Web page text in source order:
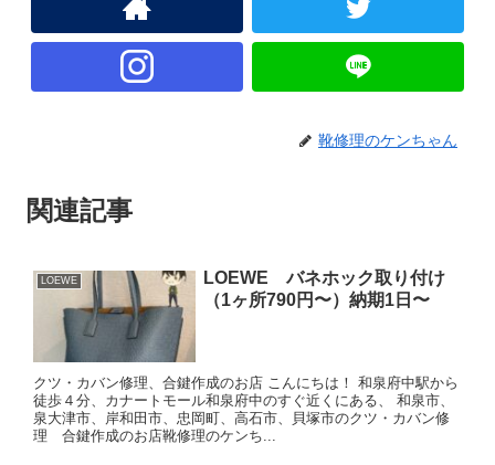
靴修理のケンちゃん
関連記事
LOEWE
LOEWE バネホック取り付け
（1ヶ所790円〜）納期1日〜
クツ・カバン修理、合鍵作成のお店 こんにちは！ 和泉府中駅から
徒歩４分、カナートモール和泉府中のすぐ近くにある、 和泉市、
泉大津市、岸和田市、忠岡町、高石市、貝塚市のクツ・カバン修
理 合鍵作成のお店靴修理のケンち...